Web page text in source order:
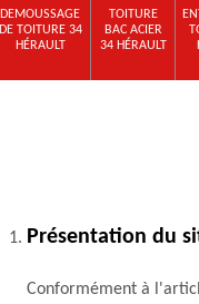
DEMOUSSAGE
DE TOITURE 34
HÉRAULT
TOITURE
BAC ACIER
34 HÉRAULT
Présentation du
Conformément à